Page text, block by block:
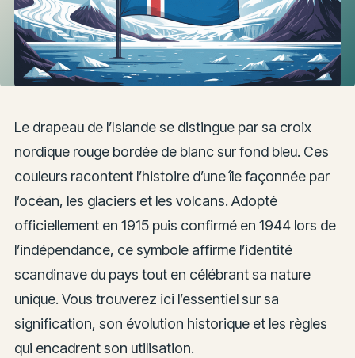
Le drapeau de l’Islande se distingue par sa croix
nordique rouge bordée de blanc sur fond bleu. Ces
couleurs racontent l’histoire d’une île façonnée par
l’océan, les glaciers et les volcans. Adopté
officiellement en 1915 puis confirmé en 1944 lors de
l’indépendance, ce symbole affirme l’identité
scandinave du pays tout en célébrant sa nature
unique. Vous trouverez ici l’essentiel sur sa
signification, son évolution historique et les règles
qui encadrent son utilisation.